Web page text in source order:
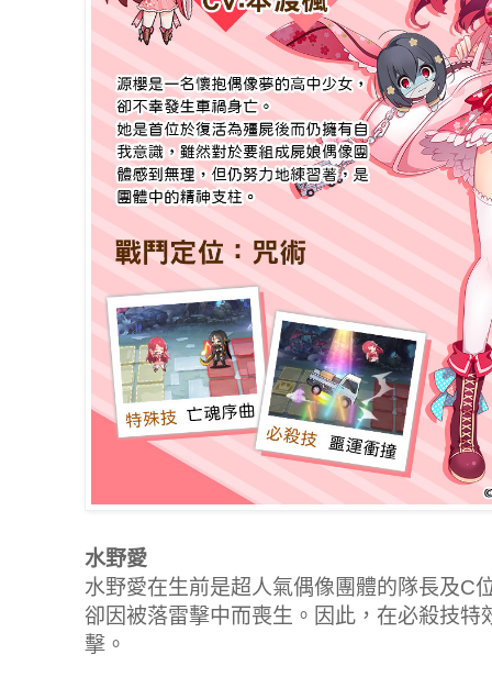
水野愛
水野愛在生前是超人氣偶像團體的隊長及C
卻因被落雷擊中而喪生。因此，在必殺技
擊。